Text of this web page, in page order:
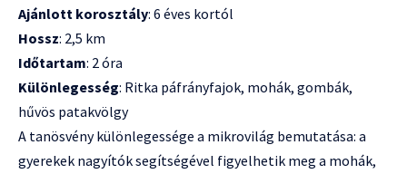
Ajánlott korosztály: 6 éves kortól
Hossz: 2,5 km
Időtartam: 2 óra
Különlegesség: Ritka páfrányfajok, mohák, gombák,
hűvös patakvölgy
A tanösvény különlegessége a mikrovilág bemutatása: a
gyerekek nagyítók segítségével figyelhetik meg a mohák,